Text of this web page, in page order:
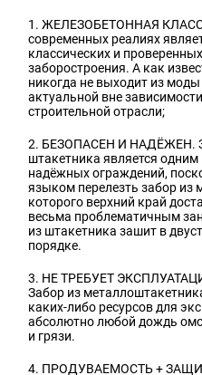
1. ЖЕЛЕЗОБЕТОННАЯ
современных реалиях
классических и
заборостроения. А как
никогда не выходит из моды
актуальной вне
строительной отрасли;
2. БЕЗОПАСЕН И НАДЁЖЕН.
штакетника является
надёжных ограждений,
языком перелезть забор из
которого верхний край
весьма проблематичным
из штакетника зашит в
порядке.
3. НЕ ТРЕБУЕТ
Забор из
каких-либо ресурсов для
абсолютно любой дождь
и грязи.
4. ПРОДУВАЕМОСТЬ +